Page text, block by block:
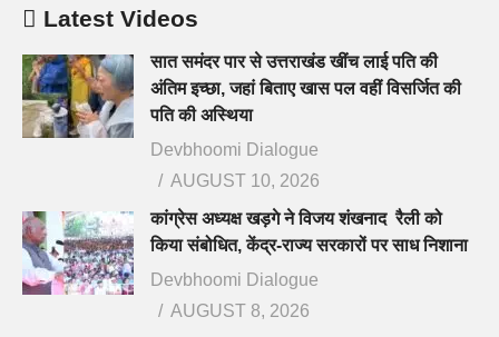
Latest Videos
सात समंदर पार से उत्तराखंड खींच लाई पति की
अंतिम इच्छा, जहां बिताए खास पल वहीं विसर्जित की
पति की अस्थिया
Devbhoomi Dialogue
AUGUST 10, 2026
कांग्रेस अध्यक्ष खड़गे ने विजय शंखनाद रैली को
किया संबोधित, केंद्र-राज्य सरकारों पर साध निशाना
Devbhoomi Dialogue
AUGUST 8, 2026